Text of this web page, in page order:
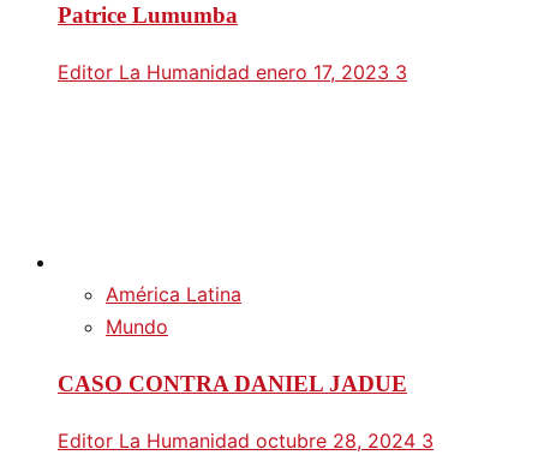
Patrice Lumumba
Editor La Humanidad enero 17, 2023 3
América Latina
Mundo
CASO CONTRA DANIEL JADUE
Editor La Humanidad octubre 28, 2024 3